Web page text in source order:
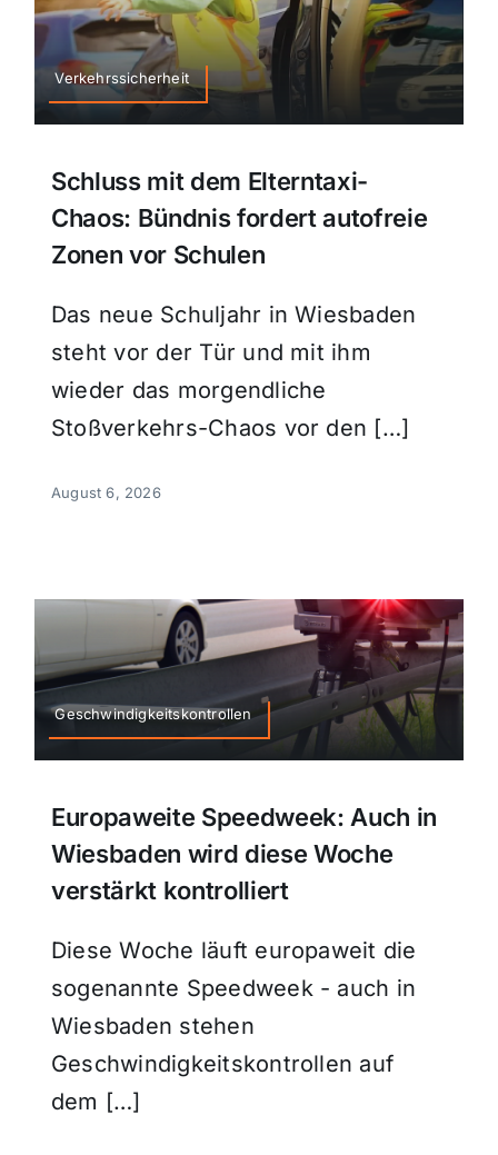
Verkehrssicherheit
Schluss mit dem Elterntaxi-
Chaos: Bündnis fordert autofreie
Zonen vor Schulen
Das neue Schuljahr in Wiesbaden
steht vor der Tür und mit ihm
wieder das morgendliche
Stoßverkehrs-Chaos vor den […]
August 6, 2026
Geschwindigkeitskontrollen
Europaweite Speedweek: Auch in
Wiesbaden wird diese Woche
verstärkt kontrolliert
Diese Woche läuft europaweit die
sogenannte Speedweek - auch in
Wiesbaden stehen
Geschwindigkeitskontrollen auf
dem […]